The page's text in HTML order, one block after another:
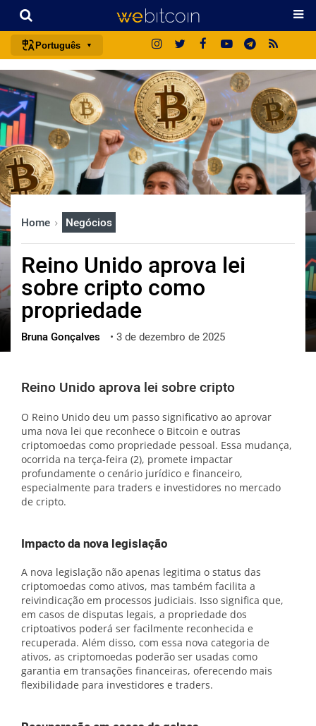
Português
português (BR)
english
español
français
italiano
deutsch
中文
한국어
العربية
ไทย
ქართული
vietnamese
Home Negócios
Reino Unido aprova lei
sobre cripto como
propriedade
Bruna Gonçalves • 3 de dezembro de 2025
Reino Unido aprova lei sobre cripto
O Reino Unido deu um passo significativo ao aprovar
uma nova lei que reconhece o Bitcoin e outras
criptomoedas como propriedade pessoal. Essa mudança,
ocorrida na terça-feira (2), promete impactar
profundamente o cenário jurídico e financeiro,
especialmente para traders e investidores no mercado
de cripto.
Impacto da nova legislação
A nova legislação não apenas legitima o status das
criptomoedas como ativos, mas também facilita a
reivindicação em processos judiciais. Isso significa que,
em casos de disputas legais, a propriedade dos
criptoativos poderá ser facilmente reconhecida e
recuperada. Além disso, com essa nova categoria de
ativos, as criptomoedas poderão ser usadas como
garantia em transações financeiras, oferecendo mais
flexibilidade para investidores e traders.